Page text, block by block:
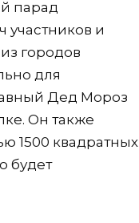
парад
участников и
городов
для
Дед Мороз
Он также
1500 квадратных
будет